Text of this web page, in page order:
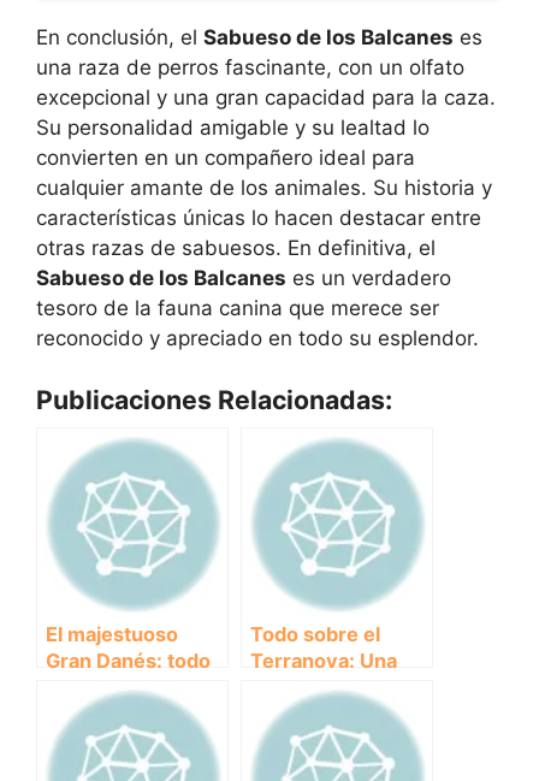
En conclusión, el Sabueso de los Balcanes es
una raza de perros fascinante, con un olfato
excepcional y una gran capacidad para la caza.
Su personalidad amigable y su lealtad lo
convierten en un compañero ideal para
cualquier amante de los animales. Su historia y
características únicas lo hacen destacar entre
otras razas de sabuesos. En definitiva, el
Sabueso de los Balcanes es un verdadero
tesoro de la fauna canina que merece ser
reconocido y apreciado en todo su esplendor.
Publicaciones Relacionadas:
El majestuoso
Gran Danés: todo
lo que debes saber
sobre esta
imponente raza
canina
Todo sobre el
Terranova: Una
raza de perro
digna de conocer